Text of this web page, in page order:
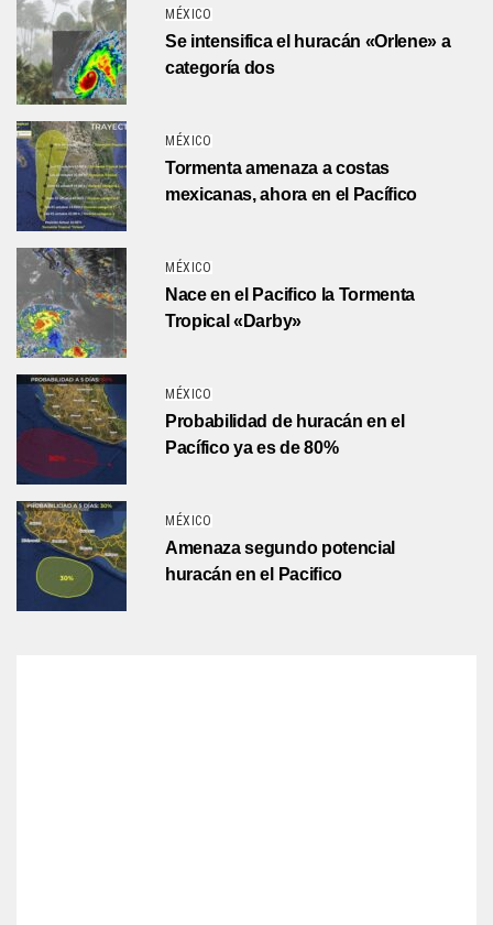
MÉXICO
Se intensifica el huracán «Orlene» a
categoría dos
MÉXICO
Tormenta amenaza a costas
mexicanas, ahora en el Pacífico
MÉXICO
Nace en el Pacifico la Tormenta
Tropical «Darby»
MÉXICO
Probabilidad de huracán en el
Pacífico ya es de 80%
MÉXICO
Amenaza segundo potencial
huracán en el Pacifico